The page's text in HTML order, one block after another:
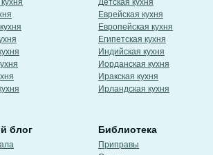
Детская кухня
Еврейская кухня
Европейская кухня
Египетская кухня
Индийская кухня
Иорданская кухня
Иракская кухня
Ирландская кухня
блог Библиотека
Приправы